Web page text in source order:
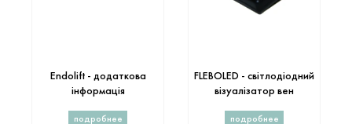
Endolift - додаткова
інформація
подробнее
FLEBOLED - світлодіодний
візуалізатор вен
подробнее